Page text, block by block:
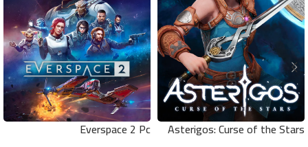
Asterigos: Curse of the Stars
Everspace 2 Pc